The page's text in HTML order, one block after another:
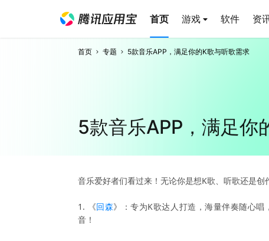
首页 游戏 软件 资
首页 专题 5款音乐APP，满足你的K歌与听歌需求
5款音乐APP，满足你
音乐爱好者们看过来！无论你是想K歌、听歌还是创
1. 《回森》：专为K歌达人打造，海量伴奏随心
音！